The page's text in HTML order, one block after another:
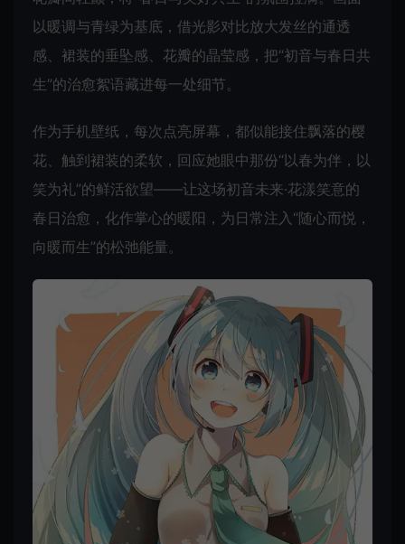
以暖调与青绿为基底，借光影对比放大发丝的通透
感、裙装的垂坠感、花瓣的晶莹感，把“初音与春日共
生”的治愈絮语藏进每一处细节。
作为手机壁纸，每次点亮屏幕，都似能接住飘落的樱
花、触到裙装的柔软，回应她眼中那份“以春为伴，以
笑为礼”的鲜活欲望——让这场初音未来·花漾笑意的
春日治愈，化作掌心的暖阳，为日常注入“随心而悦，
向暖而生”的松弛能量。